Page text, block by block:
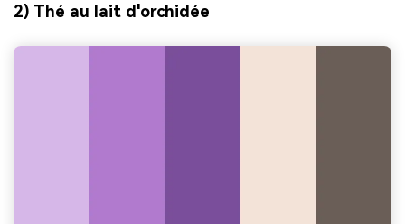
2) Thé au lait d'orchidée